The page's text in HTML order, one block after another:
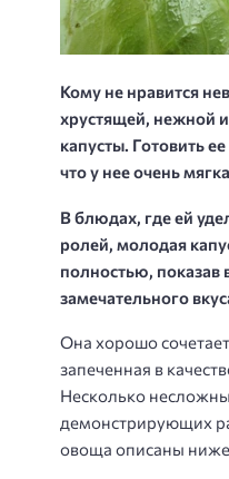
Кому не нравится
хрустящей, нежной
капусты. Готовить
что у нее очень
В блюдах, где ей
ролей, молодая
полностью, показав
замечательного
Она хорошо
запеченная в
Несколько
демонстрирующих
овоща описаны